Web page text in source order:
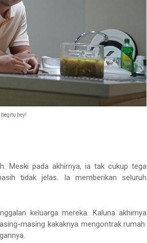
hey!
Meski pada akhirnya, ia tak cukup tega
tidak jelas. Ia memberikan seluruh
keluarga mereka. Kaluna akhirnya
masing kakaknya mengontrak rumah.